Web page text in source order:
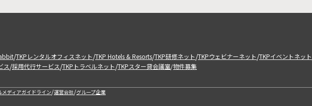
/TKPレンタルオフィスネット/TKP Hotels & Resorts/TKP研修ネット/TKPウェビナーネット/TKPイベントネット
ス/採用代行サービス/TKPトラベルネット/TKPスター貸会議室/物件募集
メディアガイドライン/運営会社/グループ企業